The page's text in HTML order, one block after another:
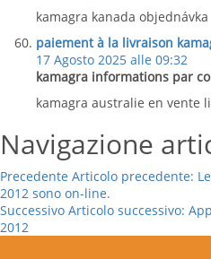
kamagra kanada objednávka
paiement à la livraison
17 Agosto 2025 alle 09:32
kamagra informations par
kamagra australie en vente
Navigazione
Precedente Articolo precedente:
2012 sono on-line.
Successivo Articolo successivo:
2012